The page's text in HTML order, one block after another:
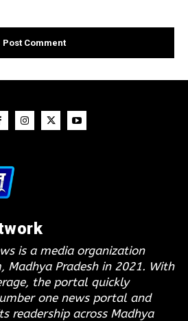
is a media organization
Madhya Pradesh in 2021. With
the portal quickly
one news portal and
readership across Madhya